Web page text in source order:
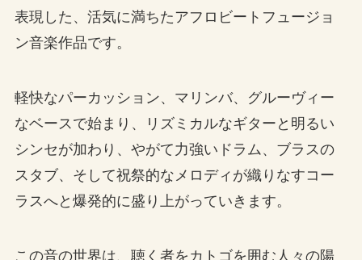
表現した、活気に満ちたアフロビートフュージョ
ン音楽作品です。
軽快なパーカッション、マリンバ、グルーヴィー
なベースで始まり、リズミカルなギターと明るい
シンセが加わり、やがて力強いドラム、ブラスの
スタブ、そして祝祭的なメロディが織りなすコー
ラスへと爆発的に盛り上がっていきます。
この音の世界は、聴く者をカトゴを囲む人々の陽